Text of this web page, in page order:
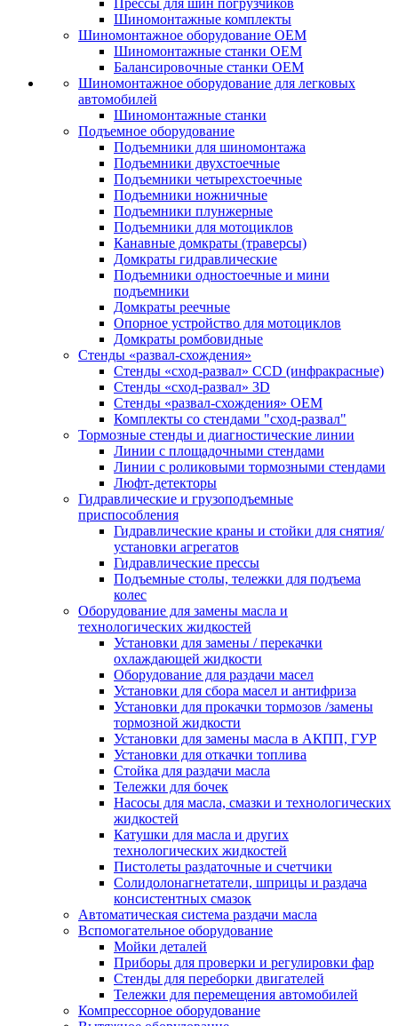
Прессы для шин погрузчиков
Шиномонтажные комплекты
Шиномонтажное оборудование ОЕМ
Шиномонтажные станки ОЕМ
Балансировочные станки ОЕМ
Шиномонтажное оборудование для легковых
автомобилей
Шиномонтажные станки
Подъемное оборудование
Подъемники для шиномонтажа
Подъемники двухстоечные
Подъемники четырехстоечные
Подъемники ножничные
Подъемники плунжерные
Подъемники для мотоциклов
Канавные домкраты (траверсы)
Домкраты гидравлические
Подъемники одностоечные и мини
подъемники
Домкраты реечные
Опорное устройство для мотоциклов
Домкраты ромбовидные
Стенды «развал-схождения»
Стенды «сход-развал» CCD (инфракрасные)
Стенды «сход-развал» 3D
Стенды «развал-схождения» ОЕМ
Комплекты со стендами "сход-развал"
Тормозные стенды и диагностические линии
Линии с площадочными стендами
Линии с роликовыми тормозными стендами
Люфт-детекторы
Гидравлические и грузоподъемные
приспособления
Гидравлические краны и стойки для снятия/
установки агрегатов
Гидравлические прессы
Подъемные столы, тележки для подъема
колес
Оборудование для замены масла и
технологических жидкостей
Установки для замены / перекачки
охлаждающей жидкости
Оборудование для раздачи масел
Установки для сбора масел и антифриза
Установки для прокачки тормозов /замены
тормозной жидкости
Установки для замены масла в АКПП, ГУР
Установки для откачки топлива
Стойка для раздачи масла
Тележки для бочек
Насосы для масла, смазки и технологических
жидкостей
Катушки для масла и других
технологических жидкостей
Пистолеты раздаточные и счетчики
Солидолонагнетатели, шприцы и раздача
консистентных смазок
Автоматическая система раздачи масла
Вспомогательное оборудование
Мойки деталей
Приборы для проверки и регулировки фар
Стенды для переборки двигателей
Тележки для перемещения автомобилей
Компрессорное оборудование